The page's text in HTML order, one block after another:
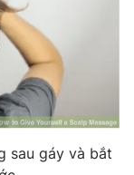
sau gáy và bắt